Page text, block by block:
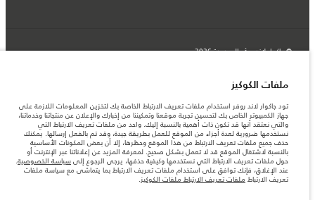
© جاكوار لاند روڨر المحدودة 2026
الجزائر, Eurl DMAA
المعلومات والمواصفات والأسعار والألوان المذكورة على هذا الموقع قد تختلف من بلد إلى
آخر، كما أنّها قد تتغير بدون إشعار مسبق. الرجاء التواصل مع وكيلنا المحلي للتأكد من توفّرها
والتحقق من الأسعار.
الأرقام المقدمة هي نتيجة لاختبارات المصنع الرسمية وفقاً لتشريعات الاتحاد الأوروبي. قد
يتباين استهلك الوقود الفعلي للمركبة عن ذلك المتحقق في تلك الاختبارات كما أن هذه
الأرقام بغرض المقارنة فحسب.
ملاحظة مهمة حول الصور والمواصفات. إن النقص العالمي في أشباه الموصلات يؤثر حاليًا
في مواصفات تصميم السيارات وتوفر الخيارات وتوقيتات التصاميم. هذا ظرف ديناميكي
للغاية، ونتيجة لذلك، قد لا تمثّل الصور المستخدَمة ضمن موقع الويب حاليًا المواصفات الحالية
ملفات الكوكيز
تود جاكوار لاند روفر استخدام ملفات تعريف الارتباط الخاصة بك لتخزين المعلومات اللازمة على
جهاز الكمبيوتر الخاص بك لتحسين تجربة موقعنا وتمكيننا من إخبارك والإعلان عن منتجاتنا وخدماتنا،
والتي نعتقد أنها قد تكون ذات أهمية بالنسبة إليك. واحد من ملفات تعريف الارتباط التي
نستخدمها ضرورية لعدة أجزاء من الموقع للعمل بطريقة جيدة، وقد تم بالفعل إرسالها. يمكنك
حذف جميع ملفات تعريف الارتباط من هذا الموقع وحظرها، إلا أن بعض المكونات الأساسية
بالنسبة لاشتغال الموقع قد لا تعمل بشكل صحيح. لمعرفة المزيد عن إعلاناتنا عبر الإنترنت أو
حول ملفات تعريف الارتباط التي نستخدمها وكيفية حذفها، يرجى الرجوع إلى سياسة الخصوصية.
عند الإغلاق، فإنك توافق على استخدام ملفات تعريف الارتباط بما يتماشى مع سياسة ملفات
تعريف الارتباط ملفات تعريف الارتباط ملفات الكوكيز.